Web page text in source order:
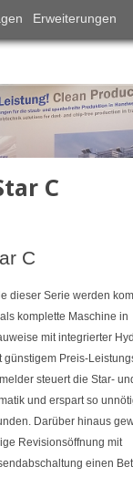
Erweiterungen
C
C
dieser Serie werden
komplette Maschine in
mit integrierter
günstigem Preis-
steuert die Star-
und erspart so
Darüber hinaus
Revisionsöffnung mit
einen